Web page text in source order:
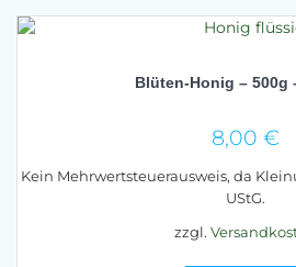
Blüten-Honig – 500g
8,00 €
Kein Mehrwertsteuerausweis, da
UStG.
zzgl.